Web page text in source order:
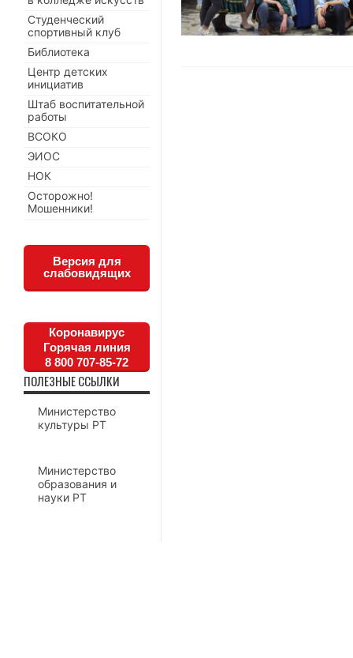
Студенческий
спортивный клуб
Библиотека
Центр детских
инициатив
Штаб воспитательной
работы
ВСОКО
ЭИОС
НОК
Осторожно!
Мошенники!
Версия для
слабовидящих
Коронавирус
Горячая линия
8 800 707-85-72
ПОЛЕЗНЫЕ ССЫЛКИ
Министерство
культуры РТ
Министерство
образования и
науки РТ